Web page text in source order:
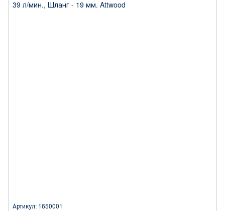
Артикул: 1650001